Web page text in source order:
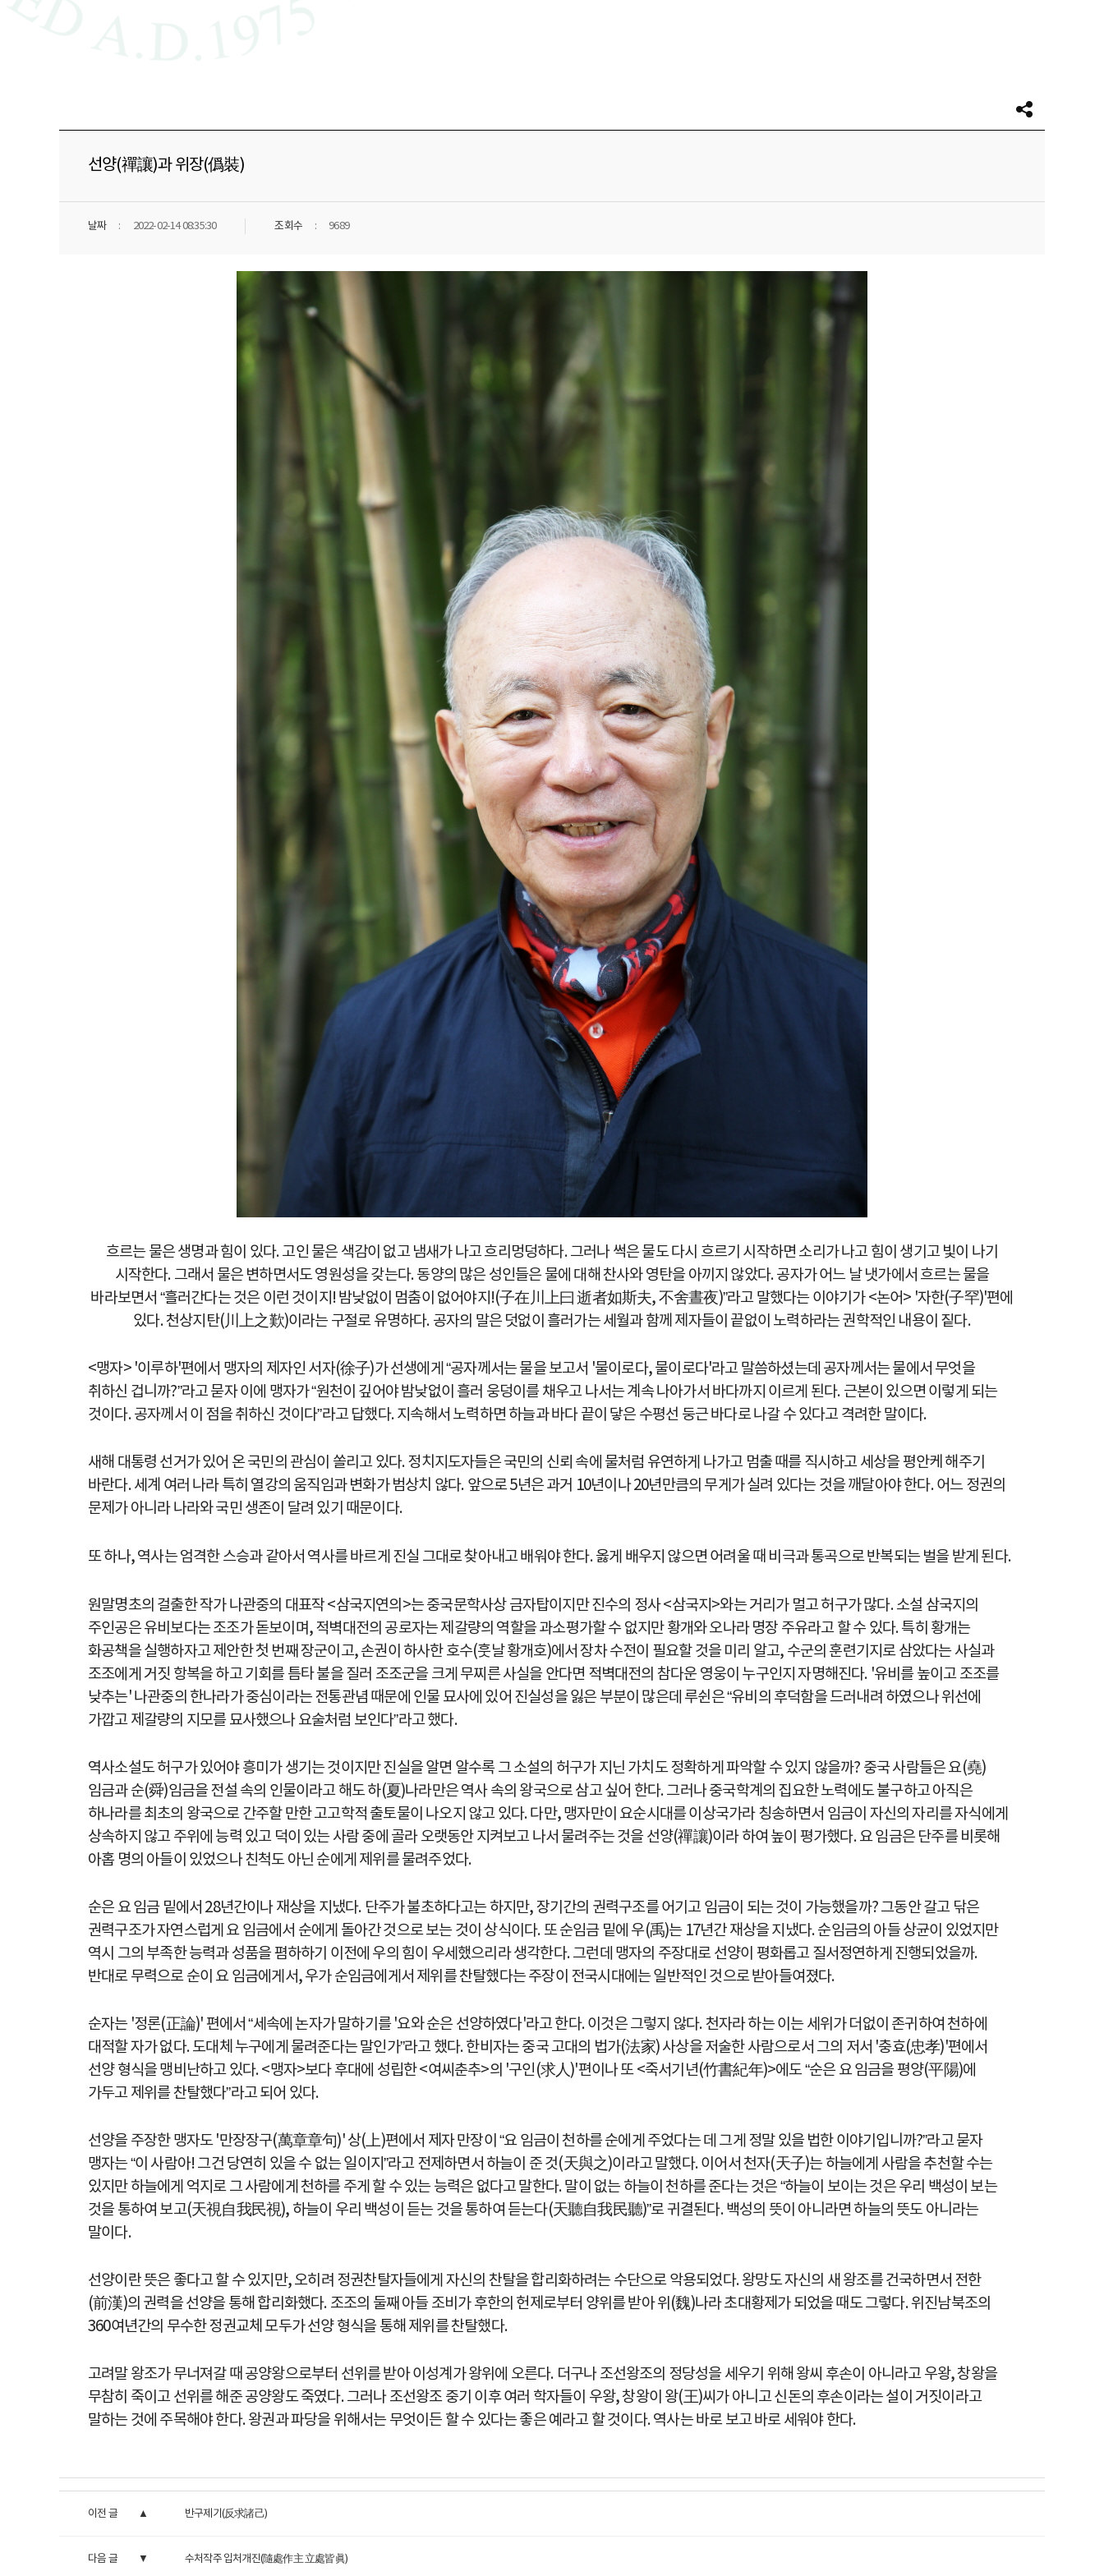
선양(禪讓)과 위장(僞裝)
날짜 2022-02-14 08:35:30 조회수 9689
흐르는 물은 생명과 힘이 있다. 고인 물은 색감이 없고 냄새가 나고 흐리멍덩하다. 그러나 썩은 물도 다시 흐르기 시작하면 소리가 나고 힘이 생기고 빛이 나기
시작한다. 그래서 물은 변하면서도 영원성을 갖는다. 동양의 많은 성인들은 물에 대해 찬사와 영탄을 아끼지 않았다. 공자가 어느 날 냇가에서 흐르는 물을
바라보면서 “흘러간다는 것은 이런 것이지! 밤낮없이 멈춤이 없어야지!(子在川上曰 逝者如斯夫, 不舍晝夜)”라고 말했다는 이야기가 <논어> '자한(子罕)'편에
있다. 천상지탄(川上之歎)이라는 구절로 유명하다. 공자의 말은 덧없이 흘러가는 세월과 함께 제자들이 끝없이 노력하라는 권학적인 내용이 짙다.
<맹자> '이루하'편에서 맹자의 제자인 서자(徐子)가 선생에게 “공자께서는 물을 보고서 '물이로다, 물이로다'라고 말씀하셨는데 공자께서는 물에서 무엇을
취하신 겁니까?”라고 묻자 이에 맹자가 “원천이 깊어야 밤낮없이 흘러 웅덩이를 채우고 나서는 계속 나아가서 바다까지 이르게 된다. 근본이 있으면 이렇게 되는
것이다. 공자께서 이 점을 취하신 것이다”라고 답했다. 지속해서 노력하면 하늘과 바다 끝이 닿은 수평선 둥근 바다로 나갈 수 있다고 격려한 말이다.
새해 대통령 선거가 있어 온 국민의 관심이 쏠리고 있다. 정치지도자들은 국민의 신뢰 속에 물처럼 유연하게 나가고 멈출 때를 직시하고 세상을 평안케 해주기
바란다. 세계 여러 나라 특히 열강의 움직임과 변화가 범상치 않다. 앞으로 5년은 과거 10년이나 20년만큼의 무게가 실려 있다는 것을 깨달아야 한다. 어느 정권의
문제가 아니라 나라와 국민 생존이 달려 있기 때문이다.
또 하나, 역사는 엄격한 스승과 같아서 역사를 바르게 진실 그대로 찾아내고 배워야 한다. 옳게 배우지 않으면 어려울 때 비극과 통곡으로 반복되는 벌을 받게 된다.
원말명초의 걸출한 작가 나관중의 대표작 <삼국지연의>는 중국문학사상 금자탑이지만 진수의 정사 <삼국지>와는 거리가 멀고 허구가 많다. 소설 삼국지의
주인공은 유비보다는 조조가 돋보이며, 적벽대전의 공로자는 제갈량의 역할을 과소평가할 수 없지만 황개와 오나라 명장 주유라고 할 수 있다. 특히 황개는
화공책을 실행하자고 제안한 첫 번째 장군이고, 손권이 하사한 호수(훗날 황개호)에서 장차 수전이 필요할 것을 미리 알고, 수군의 훈련기지로 삼았다는 사실과
조조에게 거짓 항복을 하고 기회를 틈타 불을 질러 조조군을 크게 무찌른 사실을 안다면 적벽대전의 참다운 영웅이 누구인지 자명해진다. '유비를 높이고 조조를
낮추는' 나관중의 한나라가 중심이라는 전통관념 때문에 인물 묘사에 있어 진실성을 잃은 부분이 많은데 루쉰은 “유비의 후덕함을 드러내려 하였으나 위선에
가깝고 제갈량의 지모를 묘사했으나 요술처럼 보인다”라고 했다.
역사소설도 허구가 있어야 흥미가 생기는 것이지만 진실을 알면 알수록 그 소설의 허구가 지닌 가치도 정확하게 파악할 수 있지 않을까? 중국 사람들은 요(堯)
임금과 순(舜)임금을 전설 속의 인물이라고 해도 하(夏)나라만은 역사 속의 왕국으로 삼고 싶어 한다. 그러나 중국학계의 집요한 노력에도 불구하고 아직은
하나라를 최초의 왕국으로 간주할 만한 고고학적 출토물이 나오지 않고 있다. 다만, 맹자만이 요순시대를 이상국가라 칭송하면서 임금이 자신의 자리를 자식에게
상속하지 않고 주위에 능력 있고 덕이 있는 사람 중에 골라 오랫동안 지켜보고 나서 물려주는 것을 선양(禪讓)이라 하여 높이 평가했다. 요 임금은 단주를 비롯해
아홉 명의 아들이 있었으나 친척도 아닌 순에게 제위를 물려주었다.
순은 요 임금 밑에서 28년간이나 재상을 지냈다. 단주가 불초하다고는 하지만, 장기간의 권력구조를 어기고 임금이 되는 것이 가능했을까? 그동안 갈고 닦은
권력구조가 자연스럽게 요 임금에서 순에게 돌아간 것으로 보는 것이 상식이다. 또 순임금 밑에 우(禹)는 17년간 재상을 지냈다. 순임금의 아들 상균이 있었지만
역시 그의 부족한 능력과 성품을 폄하하기 이전에 우의 힘이 우세했으리라 생각한다. 그런데 맹자의 주장대로 선양이 평화롭고 질서정연하게 진행되었을까.
반대로 무력으로 순이 요 임금에게서, 우가 순임금에게서 제위를 찬탈했다는 주장이 전국시대에는 일반적인 것으로 받아들여졌다.
순자는 '정론(正論)' 편에서 “세속에 논자가 말하기를 '요와 순은 선양하였다'라고 한다. 이것은 그렇지 않다. 천자라 하는 이는 세위가 더없이 존귀하여 천하에
대적할 자가 없다. 도대체 누구에게 물려준다는 말인가”라고 했다. 한비자는 중국 고대의 법가(法家) 사상을 저술한 사람으로서 그의 저서 '충효(忠孝)'편에서
선양 형식을 맹비난하고 있다. <맹자>보다 후대에 성립한 <여씨춘추>의 '구인(求人)'편이나 또 <죽서기년(竹書紀年)>에도 “순은 요 임금을 평양(平陽)에
가두고 제위를 찬탈했다”라고 되어 있다.
선양을 주장한 맹자도 '만장장구(萬章章句)' 상(上)편에서 제자 만장이 “요 임금이 천하를 순에게 주었다는 데 그게 정말 있을 법한 이야기입니까?”라고 묻자
맹자는 “이 사람아! 그건 당연히 있을 수 없는 일이지”라고 전제하면서 하늘이 준 것(天與之)이라고 말했다. 이어서 천자(天子)는 하늘에게 사람을 추천할 수는
있지만 하늘에게 억지로 그 사람에게 천하를 주게 할 수 있는 능력은 없다고 말한다. 말이 없는 하늘이 천하를 준다는 것은 “하늘이 보이는 것은 우리 백성이 보는
것을 통하여 보고(天視自我民視), 하늘이 우리 백성이 듣는 것을 통하여 듣는다(天聽自我民聽)”로 귀결된다. 백성의 뜻이 아니라면 하늘의 뜻도 아니라는
말이다.
선양이란 뜻은 좋다고 할 수 있지만, 오히려 정권찬탈자들에게 자신의 찬탈을 합리화하려는 수단으로 악용되었다. 왕망도 자신의 새 왕조를 건국하면서 전한
(前漢)의 권력을 선양을 통해 합리화했다. 조조의 둘째 아들 조비가 후한의 헌제로부터 양위를 받아 위(魏)나라 초대황제가 되었을 때도 그렇다. 위진남북조의
360여년간의 무수한 정권교체 모두가 선양 형식을 통해 제위를 찬탈했다.
고려말 왕조가 무너져갈 때 공양왕으로부터 선위를 받아 이성계가 왕위에 오른다. 더구나 조선왕조의 정당성을 세우기 위해 왕씨 후손이 아니라고 우왕, 창왕을
무참히 죽이고 선위를 해준 공양왕도 죽였다. 그러나 조선왕조 중기 이후 여러 학자들이 우왕, 창왕이 왕(王)씨가 아니고 신돈의 후손이라는 설이 거짓이라고
말하는 것에 주목해야 한다. 왕권과 파당을 위해서는 무엇이든 할 수 있다는 좋은 예라고 할 것이다. 역사는 바로 보고 바로 세워야 한다.
이전 글 반구제기(反求諸己)
다음 글 수처작주 입처개진(隨處作主 立處皆眞)